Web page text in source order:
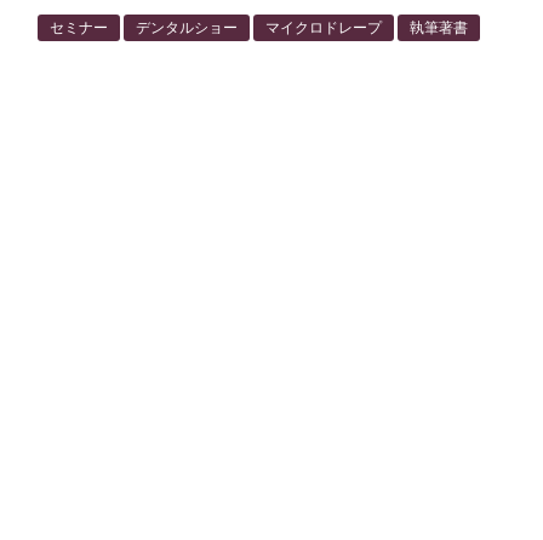
セミナー デンタルショー マイクロドレープ 執筆著書